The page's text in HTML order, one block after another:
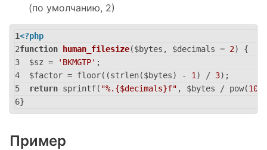
(по умолчанию, 2)
<?php
function
human_filesize($bytes, $decimals = 2)
{
  $sz =
'BKMGTP' ;
  $factor = floor((strlen($bytes) -
1 ) / 3);
return sprintf( "%.{$decimals}f" , $bytes / pow(1024
}
Пример